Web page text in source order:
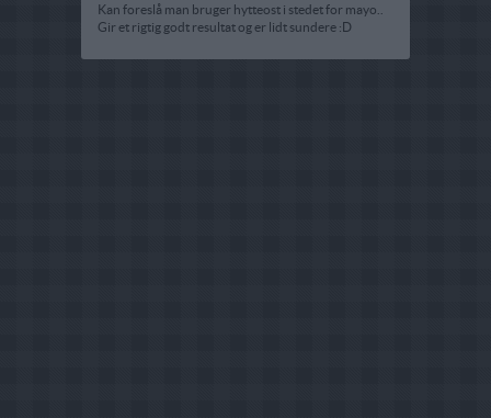
Kan foreslå man bruger hytteost i stedet for mayo..
Gir et rigtig godt resultat og er lidt sundere :D